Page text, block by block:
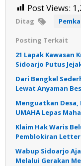
Post Views:
Ditag
Posting Terkait
21 Lapak Kawasan
Sidoarjo Putus
Dari Bengkel
Lewat Anyaman
Menguatkan
UMAHA Lepas
Klaim Hak Waris
Pemblokiran Letter
Wabup Sidoarjo
Melalui Gerakan